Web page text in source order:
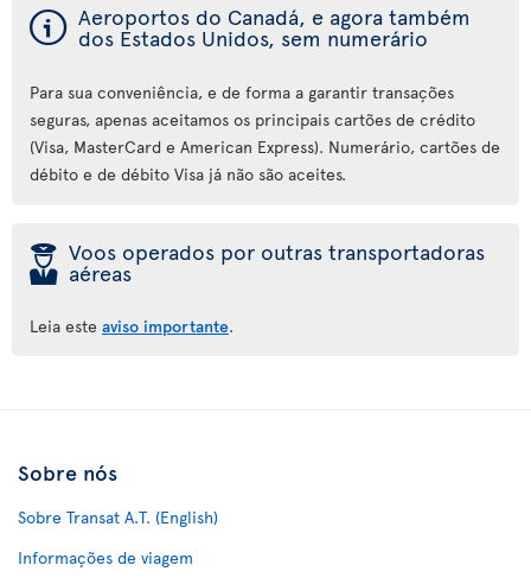
ý Aeroportos do Canadá, e agora também
dos Estados Unidos, sem numerário
Para sua conveniência, e de forma a garantir transações
seguras, apenas aceitamos os principais cartões de crédito
(Visa, MasterCard e American Express). Numerário, cartões de
débito e de débito Visa já não são aceites.
þ Voos operados por outras transportadoras
aéreas
Leia este aviso importante.
Sobre nós
Sobre Transat A.T. (English)
Informações de viagem